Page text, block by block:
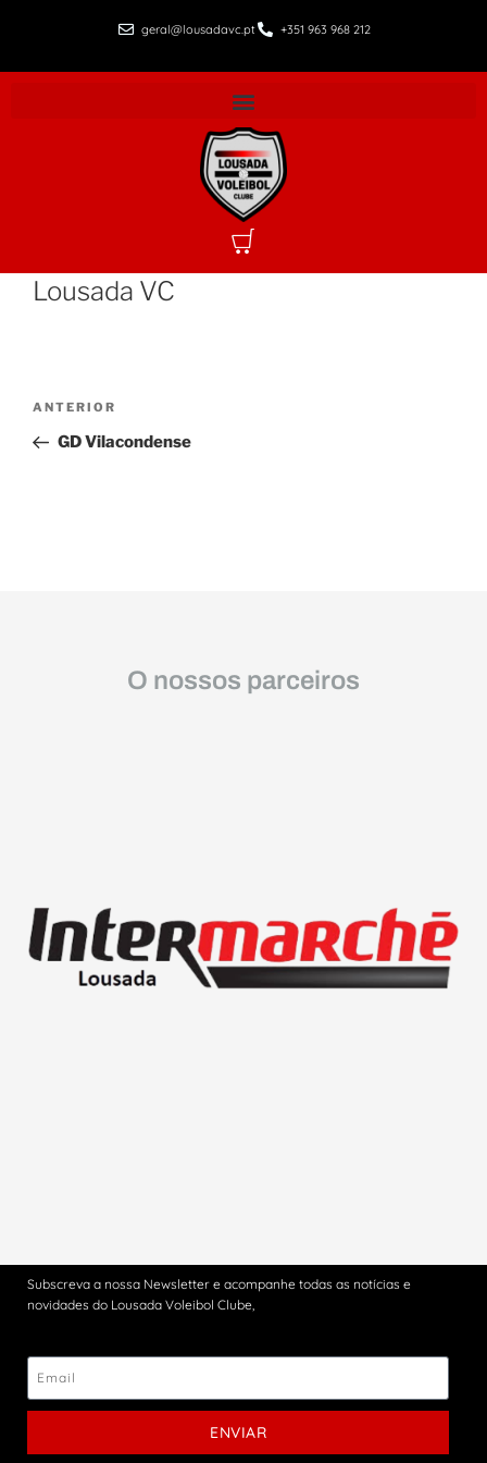
geral@lousadavc.pt +351 963 968 212
Lousada VC
ANTERIOR
GD Vilacondense
O nossos parceiros
Subscreva a nossa Newsletter e acompanhe todas as notícias e
novidades do Lousada Voleibol Clube,
ENVIAR